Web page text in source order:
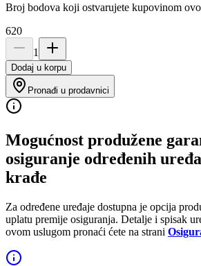
Broj bodova koji ostvarujete kupovinom
620
1
Dodaj u korpu
Pronađi u prodavnici
Mogućnost produžene
osiguranje određenih
krađe
Za određene uređaje dostupna je opcija
uplatu premije osiguranja. Detalje i spisak
ovom uslugom pronaći ćete na strani